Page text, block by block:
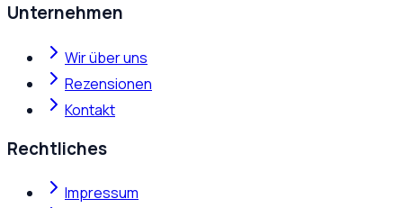
Unternehmen
Wir über uns
Rezensionen
Kontakt
Rechtliches
Impressum